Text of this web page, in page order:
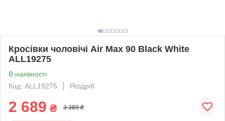
Кросівки чоловічі Air Max 90 Black White
ALL19275
В наявності
Код: ALL19275
Роздріб
2 689 ₴ 3 389 ₴